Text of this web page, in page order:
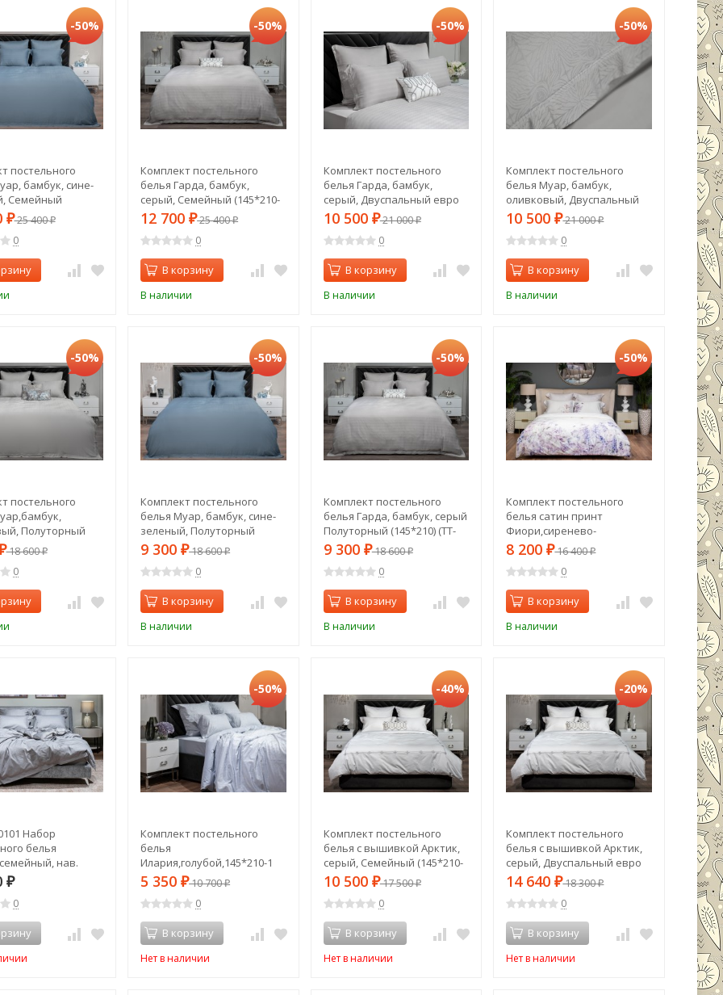
-50%
постельного
бамбук, сине-
Семейный
(TT-00014570)
₽25 400₽
0
-50%
Комплект постельного
белья Гарда, бамбук,
серый, Семейный (145*210-
2шт) (TT-00014567)
12 700₽25 400₽
0
В корзину
В наличии
-50%
Комплект постельного
белья Гарда, бамбук,
серый, Двуспальный евро
(200*220) (TT-00014566)
10 500 ₽21 000₽
0
В корзину
В наличии
-50%
Комплект постельного
белья Муар, бамбук,
оливковый, Двуспальный
евро (200*220) (TT-00014572)
10 500₽21 000₽
0
В корзину
В наличии
-50%
постельного
Полуторный
00014574)
18 600₽
0
-50%
Комплект постельного
белья Муар, бамбук, сине-
зеленый, Полуторный
(145*210) (TT-00014571)
9 300₽18 600₽
0
В корзину
В наличии
-50%
Комплект постельного
белья Гарда, бамбук, серый
Полуторный (145*210) (TT-
00014568)
9 300 ₽18 600₽
0
В корзину
В наличии
-50%
Комплект постельного
белья сатин принт
Фиори,сиренево-
белый,200*220- 1шт,50*70
-2шт (TT-00015271)
8 200₽16 400₽
0
В корзину
В наличии
Набор
белья
нав.
(TT-00012638)
₽
0
-50%
Комплект постельного
белья
Илария,голубой,145*210-1
шт,50*70-2шт (TT-00013958)
5 350₽10 700₽
0
В корзину
Нет в наличии
-40%
Комплект постельного
белья с вышивкой Арктик,
серый, Семейный (145*210-
2шт) (TT-00013968)
10 500 ₽17 500₽
0
В корзину
Нет в наличии
-20%
Комплект постельного
белья с вышивкой Арктик,
серый, Двуспальный евро
(200*220) (TT-00013754)
14 640₽18 300₽
0
В корзину
Нет в наличии